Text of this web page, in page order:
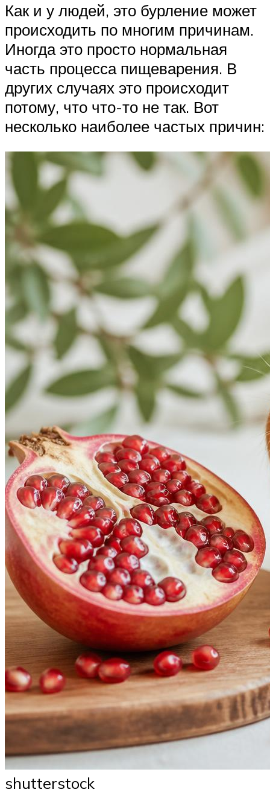
Как и у людей, это бурление может
происходить по многим причинам.
Иногда это просто нормальная
часть процесса пищеварения. В
других случаях это происходит
потому, что что-то не так. Вот
несколько наиболее частых причин:
shutterstock